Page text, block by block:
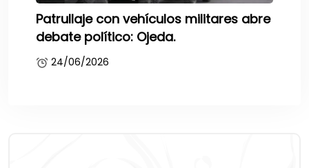
Patrullaje con vehículos militares abre
debate político: Ojeda.
24/06/2026